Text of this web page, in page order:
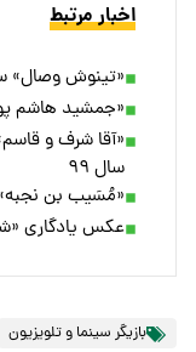
اخبار مرتبط
«تینوش وصال» سریال
«جمشید هاشم پور» بعد ۵۰
سال ۹۹
«مُسَیب بن نجبه»
عکس یادگاری
بازیگر سینما و تلویزیون